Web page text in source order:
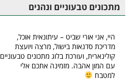
מתכונים טבעוניים ונהנים
היי, אני אורי שביט – עיתונאית אוכל,
מדריכת סדנאות בישול, מרצה ויועצת
קולינארית, ועורכת בלוג מתכונים טבעוניים
עם המון אהבה. מזמינה אתכם אלי
למטבח